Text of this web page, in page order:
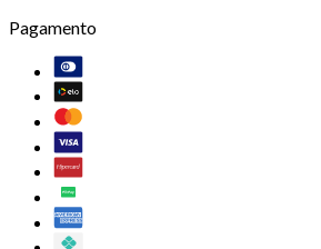
Pagamento